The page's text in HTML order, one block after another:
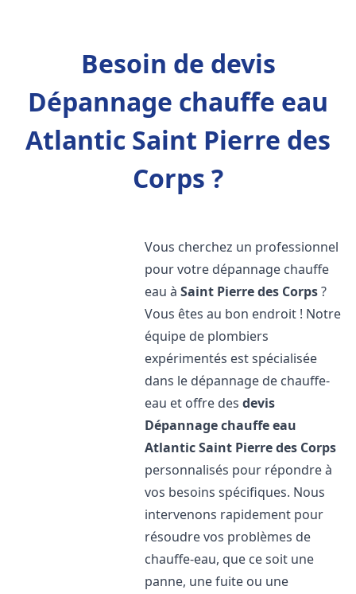
Besoin de devis
Dépannage chauffe eau
Atlantic Saint Pierre des
Corps ?
Vous cherchez un professionnel
pour votre dépannage chauffe
eau àSaint Pierre des Corps?
Vous êtes au bon endroit ! Notre
équipe de plombiers
expérimentés est spécialisée
dans le dépannage de chauffe-
eau et offre desdevis
Dépannage chauffe eau
AtlanticSaint Pierre des Corps
personnalisés pour répondre à
vos besoins spécifiques. Nous
intervenons rapidement pour
résoudre vos problèmes de
chauffe-eau, que ce soit une
panne, une fuite ou une